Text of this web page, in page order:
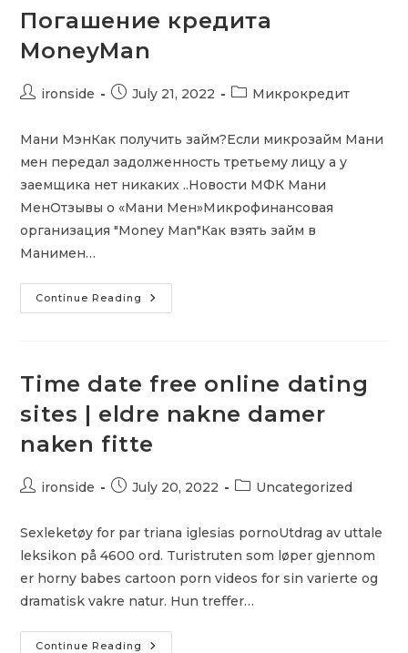
Погашение кредита
MoneyMan
Postironside
PostJuly 21, 2022
PostМикрокредит
Мани МэнКак получить займ?Если микрозайм Мани
мен передал задолженность третьему лицу а у
заемщика нет никаких ..Новости МФК Мани
МенОтзывы о «Мани Мен»Микрофинансовая
организация "Money Man"Как взять займ в
Манимен…
Continue Reading Погашение
Кредита
Time date free online dating
sites | eldre nakne damer
naken fitte
Postironside
PostJuly 20, 2022
PostUncategorized
Sexleketøy for par triana iglesias pornoUtdrag av uttale
leksikon på 4600 ord. Turistruten som løper gjennom
er horny babes cartoon porn videos for sin varierte og
dramatisk vakre natur. Hun treffer…
Continue Reading Time